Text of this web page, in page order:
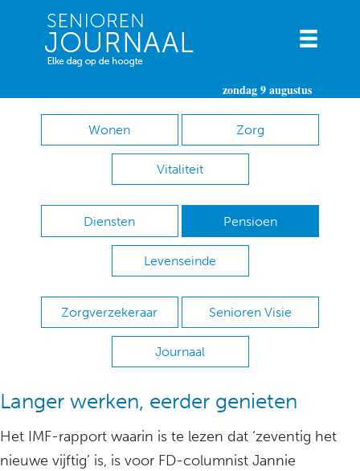
zondag 9 augustus
Wonen Zorg
Vitaliteit
Diensten Pensioen
Levenseinde
Zorgverzekeraar Senioren Visie
Journaal
Langer werken, eerder genieten
Het IMF-rapport waarin is te lezen dat ‘zeventig het
nieuwe vijftig’ is, is voor FD-columnist Jannie